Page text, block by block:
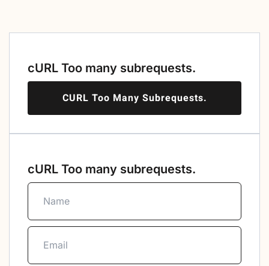
cURL Too many subrequests.
CURL Too Many Subrequests.
cURL Too many subrequests.